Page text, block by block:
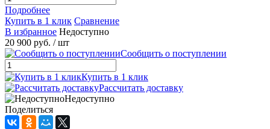
Подробнее
Купить в 1 клик Сравнение
В избранное Недоступно
20 900 руб. / шт
Сообщить о поступлении
Купить в 1 клик
Рассчитать доставку
Недоступно
Поделиться